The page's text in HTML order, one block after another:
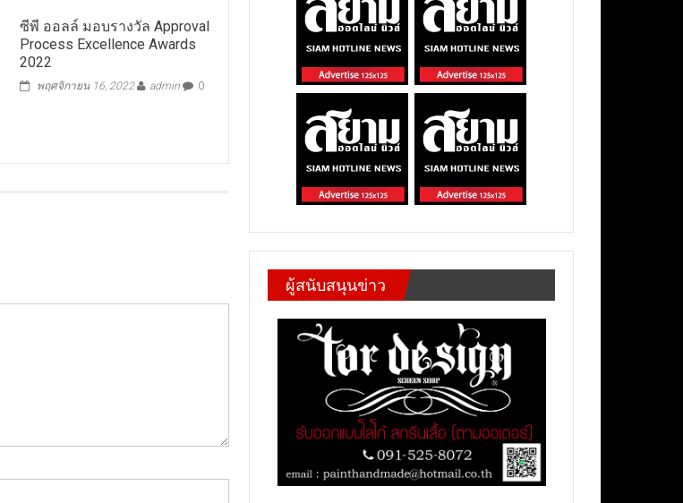
ซีพี ออลล์ มอบรางวัล Approval
Process Excellence Awards
2022
พฤศจิกายน 16, 2022 admin 0
ผู้สนับสนุนข่าว